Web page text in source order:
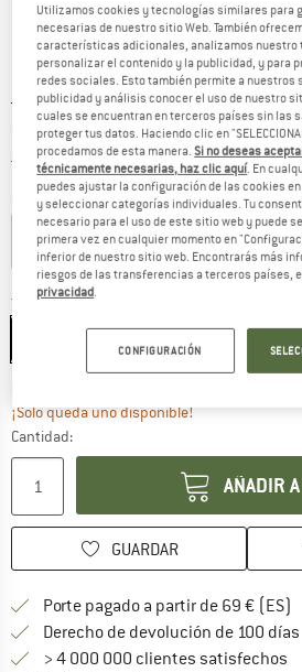
Precio original :
89,95€
Precio:
67,46€ incl. IVA
más Gastos de envíoInformación sobre los
Color:Iced Blue
12% 17% 25% 25%
Talla:51-55 cm - S
54-58 cm - M
¡Solo queda uno disponible!
Cantidad:
AÑADIR
GUARDAR
Porte pagado a partir de 69 € (ES)
Derecho de devolución de 100 días
> 4 000 000 clientes satisfechos
Utilizamos cookies y tecnologías similares para
necesarias de nuestro sitio Web. También
características adicionales, analizamos nuestro
personalizar el contenido y la publicidad, y para
redes sociales. Esto también permite a nuestros
publicidad y análisis conocer el uso de nuestro
cuales se encuentran en terceros países sin las
proteger tus datos. Haciendo clic en
procedamos de esta manera.Si no deseas
técnicamente necesarias, haz clic aquí. En
puedes ajustar la configuración de las cookies en
y seleccionar categorías individuales. Tu
necesario para el uso de este sitio web y puede
primera vez en cualquier momento en
inferior de nuestro sitio web. Encontrarás más
riesgos de las transferencias a terceros países,
privacidad
CONFIGURACIÓN